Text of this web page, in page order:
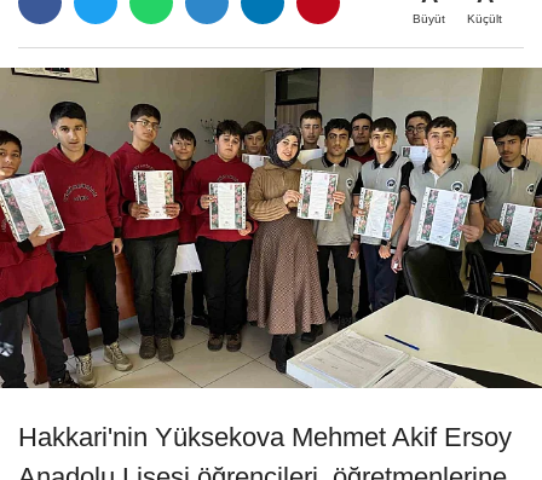
Büyüt Küçült
Hakkari'nin Yüksekova Mehmet Akif Ersoy